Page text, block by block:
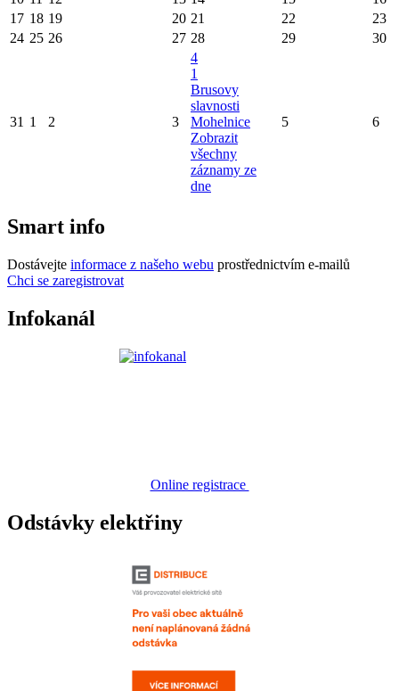
17 18 19 20 21 22
23
24 25 26 27 28 29 30
31 1 2 3
4
1
Brusovy
slavnosti
Mohelnice
Zobrazit
všechny
záznamy ze
dne
5 6
Smart info
Dostávejte informace z našeho webu prostřednictvím e-mailů
Chci se zaregistrovat
Infokanál
Online registrace
Odstávky elektřiny